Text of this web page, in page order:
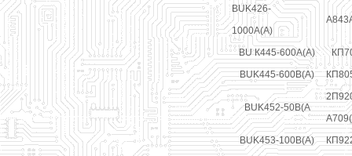
BUK426-
1000А(А)
BU К445-600А(А)
BUK445-600B(A)
BUK452-50B(A
BUK453-100B(A)